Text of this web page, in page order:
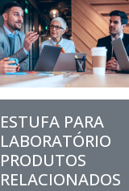
ESTUFA PARA
LABORATÓRIO
PRODUTOS
RELACIONADOS